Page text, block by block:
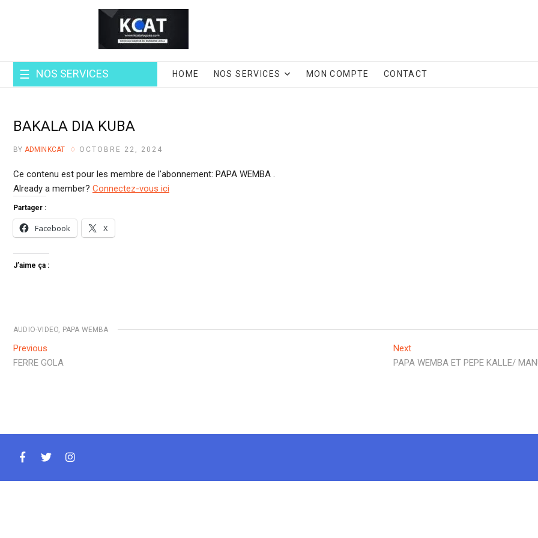
NOS SERVICES HOME NOS SERVICES MON COMPTE CONTACT
BAKALA DIA KUBA
BY ADMINKCAT OCTOBRE 22, 2024
Ce contenu est pour les membre de l'abonnement: PAPA WEMBA .
Already a member? Connectez-vous ici
Partager :
Facebook X
J’aime ça :
AUDIO-VIDEO PAPA WEMBA
Previous
FERRE GOLA
Next
PAPA WEMBA ET PEPE KALLE/